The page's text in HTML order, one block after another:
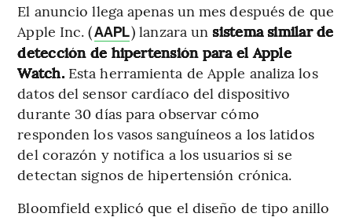
El anuncio llega apenas un mes después de que
Apple Inc. (AAPL) lanzara unsistema similar de
detección de hipertensión para el Apple
Watch.Esta herramienta de Apple analiza los
datos del sensor cardíaco del dispositivo
durante 30 días para observar cómo
responden los vasos sanguíneos a los latidos
del corazón y notifica a los usuarios si se
detectan signos de hipertensión crónica.
Bloomfield explicó que el diseño de tipo anillo